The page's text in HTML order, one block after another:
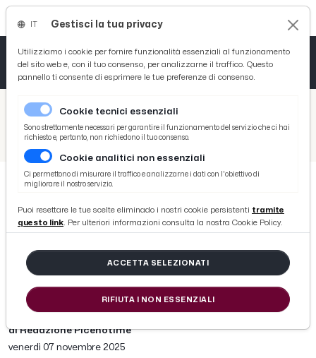
/ Picenotime
/ Comunicati Stampa
Accordo Confindustria-Intesa Sanpaolo: 8 miliardi a imprese Marche per investimenti, innovazione e credito
Accordo Confindustria-Intesa
Sanpaolo: 8 miliardi a imprese
Marche per investimenti,
innovazione e credito
di Redazione Picenotime
venerdì 07 novembre 2025
Gestisci la tua privacy
Utilizziamo i cookie per fornire funzionalità essenziali al funzionamento
del sito web e, con il tuo consenso, per analizzarne il traffico. Questo
pannello ti consente di esprimere le tue preferenze di consenso.
Cookie tecnici essenziali
Sono strettamente necessari per garantire il funzionamento del servizio che ci hai
richiesto e, pertanto, non richiedono il tuo consenso.
Cookie analitici non essenziali
Ci permettono di misurare il traffico e analizzarne i dati con l'obiettivo di
migliorare il nostro servizio.
Puoi resettare le tue scelte eliminado i nostri cookie persistenti tramite
questo link. Per ulteriori informazioni consulta la nostra Cookie Policy.
ACCETTA SELEZIONATI
RIFIUTA I NON ESSENZIALI
Tutto News
Tutto Sport
Basket
Ciclismo
Tutto Curiosità